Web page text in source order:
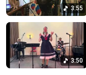
3:55
3:50